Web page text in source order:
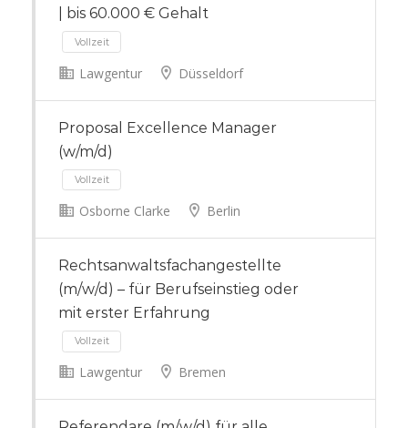
| bis 60.000 € Gehalt
Vollzeit
Lawgentur Düsseldorf
Proposal Excellence Manager
(w/m/d)
Vollzeit
Osborne Clarke Berlin
Rechtsanwaltsfachangestellte
(m/w/d) – für Berufseinstieg oder
mit erster Erfahrung
Lawgentur Bremen